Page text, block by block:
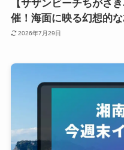
【サザンビーチちがさ
催！海面に映る幻想的
2026年7月29日